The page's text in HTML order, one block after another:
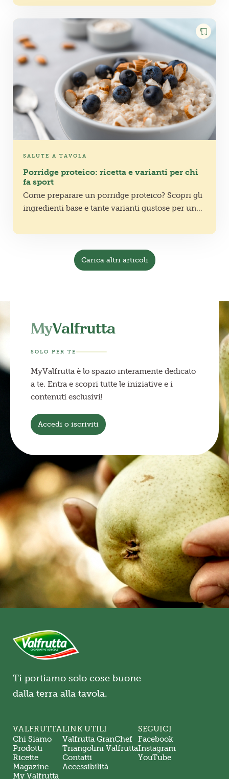
sapori!
SALUTE A TAVOLA
Porridge proteico: ricetta e varianti per chi
fa sport
Come preparare un porridge proteico? Scopri gli
ingredienti base e tante varianti gustose per una
allena!
Carica altri articoli
MyValfrutta
SOLO PER TE
MyValfrutta è lo spazio interamente dedicato
a te. Entra e scopri tutte le iniziative e i
contenuti esclusivi!
Accedi o iscriviti
Ti portiamo solo cose buone
dalla terra alla tavola.
VALFRUTTA
Chi Siamo
Prodotti
Ricette
Magazine
My Valfrutta
LINK UTILI
Valfrutta GranChef
Triangolini Valfrutta
Contatti
Accessibilità
SEGUICI
Facebook
Instagram
YouTube